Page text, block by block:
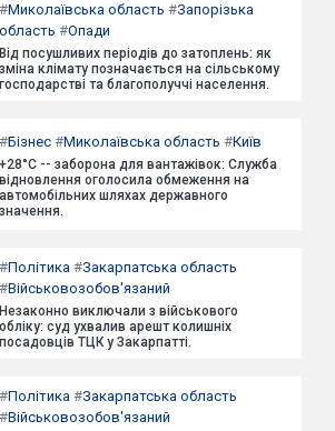
#Миколаївська область #Запорізька
область #Опади
Від посушливих періодів до затоплень: як
зміна клімату позначається на сільському
господарстві та благополуччі населення.
#Бізнес #Миколаївська область #Київ
+28°C -- заборона для вантажівок: Служба
відновлення оголосила обмеження на
автомобільних шляхах державного
значення.
#Політика #Закарпатська область
#Військовозобов'язаний
Незаконно виключали з військового
обліку: суд ухвалив арешт колишніх
посадовців ТЦК у Закарпатті.
#Політика #Закарпатська область
#Військовозобов'язаний